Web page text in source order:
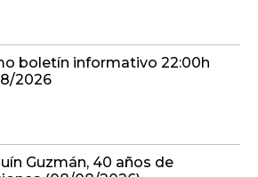
boletín informativo 22:00h
2026
Guzmán, 40 años de